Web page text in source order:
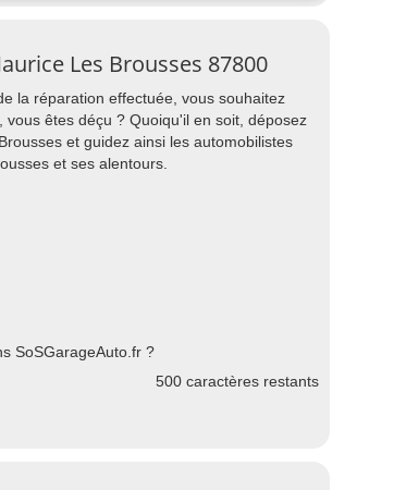
Les Brousses 87800
la réparation effectuée, vous souhaitez
êtes déçu ? Quoiqu'il en soit, déposez
et guidez ainsi les automobilistes
et ses alentours.
SoSGarageAuto.fr ?
500 caractères restants